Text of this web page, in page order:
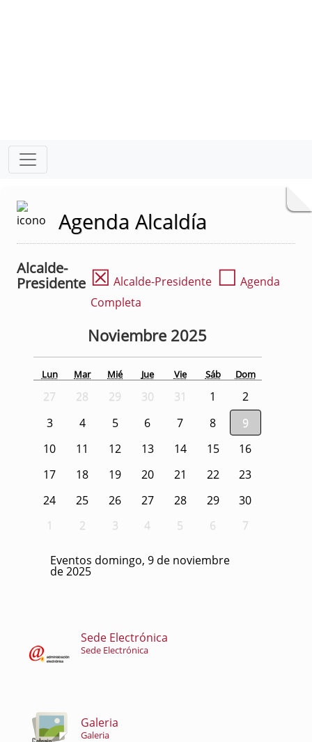
Agenda Alcaldía
Alcalde-
Presidente ☒ Alcalde-Presidente ☐ Agenda
Completa
Noviembre 2025
Lun Mar Mié Jue Vie Sáb Dom
27 28 29 30 31 1
2
3
4 5 6 7 8
9
10
11 12 13 14 15
16
17
18 19 20 21 22
23
24
25 26 27 28 29
30
1
2 3 4 5 6 7
Eventos domingo, 9 de noviembre
de 2025
Sede Electrónica
Sede Electrónica
Galeria
Galeria